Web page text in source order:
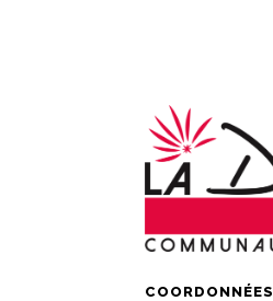
COORDONNÉES